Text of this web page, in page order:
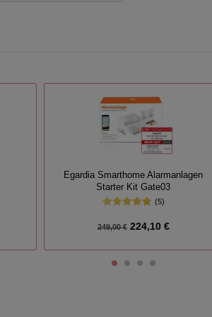
Egardia Smarthome Alarmanlagen
Starter Kit Gate03
(5)
249,00 €224,10 €